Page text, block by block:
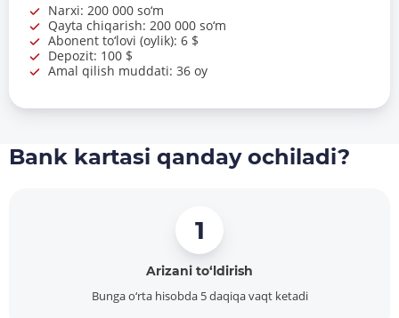
Narxi: 200 000 so‘m
Qayta chiqarish: 200 000 so‘m
Abonent to‘lovi (oylik): 6 $
Depozit: 100 $
Amal qilish muddati: 36 oy
Bank kartasi qanday ochiladi?
1
Arizani to‘ldirish
Bunga o‘rta hisobda 5 daqiqa vaqt ketadi